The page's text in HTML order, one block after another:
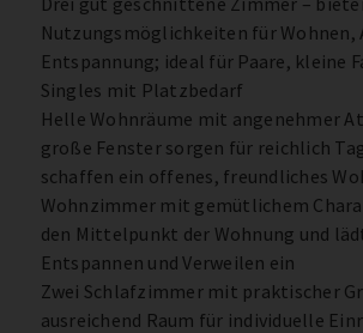
Nutzungsmöglichkeiten für Wohnen,
Entspannung; ideal für Paare, kleine
Singles mit Platzbedarf
Helle Wohnräume mit angenehmer
große Fenster sorgen für reichlich
schaffen ein offenes, freundliches
Wohnzimmer mit gemütlichem
den Mittelpunkt der Wohnung und
Entspannen und Verweilen ein
Zwei Schlafzimmer mit praktischer
ausreichend Raum für individuelle